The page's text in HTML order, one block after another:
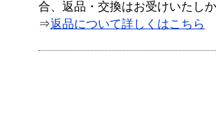
合、返品・交換はお受けいたし
⇒返品について詳しくはこちら